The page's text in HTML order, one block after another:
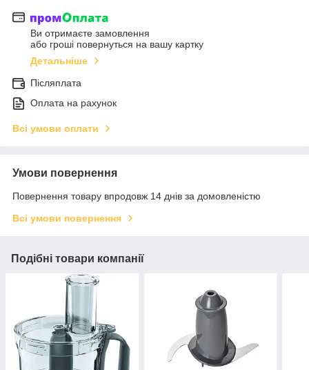
Ви отримаєте замовлення
або гроші повернуться на вашу картку
Детальніше
Післяплата
Оплата на рахунок
Всі умови оплати
Умови повернення
Повернення товару впродовж 14 днів за домовленістю
Всі умови повернення
Подібні товари компанії